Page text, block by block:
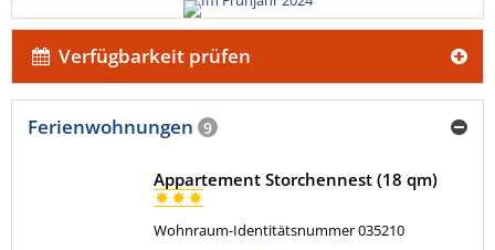
Verfügbarkeit prüfen
Ferienwohnungen 9
Appartement Storchennest (18 qm)
Wohnraum-Identitätsnummer 035210